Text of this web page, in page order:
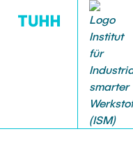
STUDENTISCHE